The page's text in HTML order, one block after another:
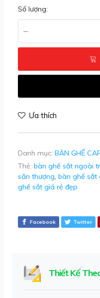
Số lượng:
Ưa thích
Danh mục: BÀN GHẾ
Thẻ: bàn ghế sắt ngoài
sân thượng, bàn ghế sắt
ghế sắt giá rẻ đẹp
Facebook Twitter
Thiết Kế